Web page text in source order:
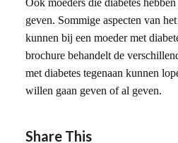
Ook moeders die diabetes
geven. Sommige aspecten van
kunnen bij een moeder met
brochure behandelt de
met diabetes tegenaan kunnen
willen gaan geven of al geven.
Share This